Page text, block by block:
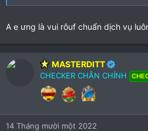
A e ưng là vui rôuf chuẩn dịch vụ
MASTERDITT
CHECKER CHÂN CHÍNH
14 Tháng mười một 2022